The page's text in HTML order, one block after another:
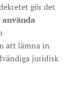
gör det
att lämna in
juridisk